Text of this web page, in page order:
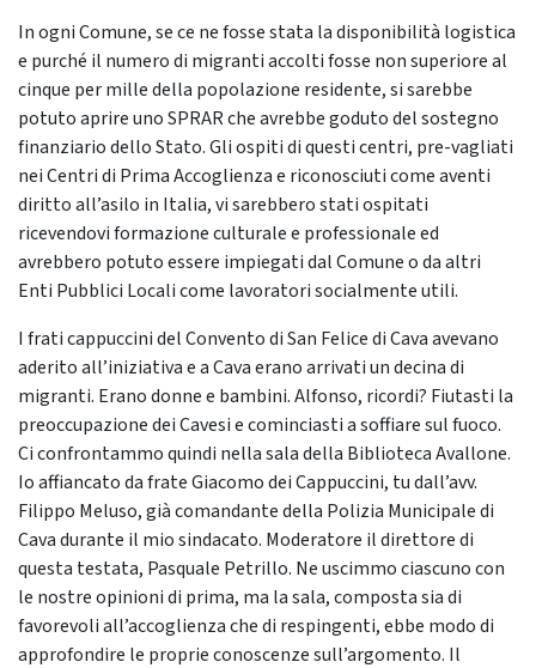
In ogni Comune, se ce ne fosse stata la disponibilità logistica
e purché il numero di migranti accolti fosse non superiore al
cinque per mille della popolazione residente, si sarebbe
potuto aprire uno SPRAR che avrebbe goduto del sostegno
finanziario dello Stato. Gli ospiti di questi centri, pre-vagliati
nei Centri di Prima Accoglienza e riconosciuti come aventi
diritto all’asilo in Italia, vi sarebbero stati ospitati
ricevendovi formazione culturale e professionale ed
avrebbero potuto essere impiegati dal Comune o da altri
Enti Pubblici Locali come lavoratori socialmente utili.
I frati cappuccini del Convento di San Felice di Cava avevano
aderito all’iniziativa e a Cava erano arrivati un decina di
migranti. Erano donne e bambini. Alfonso, ricordi? Fiutasti la
preoccupazione dei Cavesi e cominciasti a soffiare sul fuoco.
Ci confrontammo quindi nella sala della Biblioteca Avallone.
Io affiancato da frate Giacomo dei Cappuccini, tu dall’avv.
Filippo Meluso, già comandante della Polizia Municipale di
Cava durante il mio sindacato. Moderatore il direttore di
questa testata, Pasquale Petrillo. Ne uscimmo ciascuno con
le nostre opinioni di prima, ma la sala, composta sia di
favorevoli all’accoglienza che di respingenti, ebbe modo di
approfondire le proprie conoscenze sull’argomento. Il